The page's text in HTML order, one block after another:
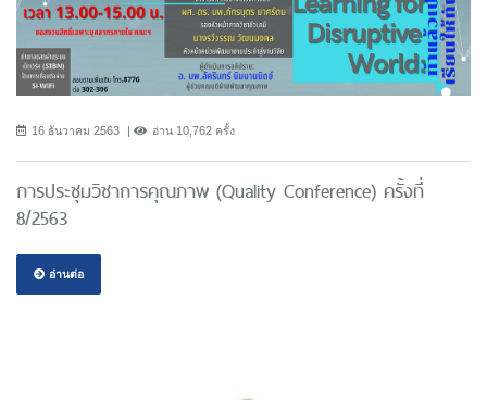
16 ธันวาคม 2563 อ่าน 10,762 ครั้ง
การประชุมวิชาการคุณภาพ (Quality Conference) ครั้งที่
8/2563
อ่านต่อ